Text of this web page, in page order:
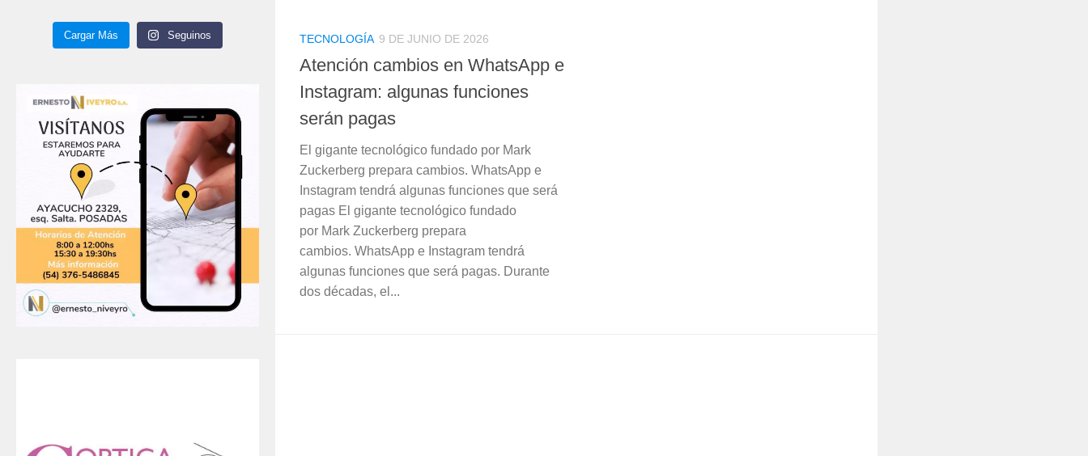
TECNOLOGÍA 9 DE JUNIO DE 2026
Atención cambios en WhatsApp e
Instagram: algunas funciones
serán pagas
El gigante tecnológico fundado por Mark
Zuckerberg prepara cambios. WhatsApp e
Instagram tendrá algunas funciones que será
pagas El gigante tecnológico fundado
por Mark Zuckerberg prepara
cambios. WhatsApp e Instagram tendrá
algunas funciones que será pagas. Durante
dos décadas, el...
Cargar Más Seguinos